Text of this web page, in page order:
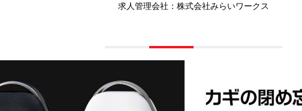
求人管理会社：株式会社みらいワークス